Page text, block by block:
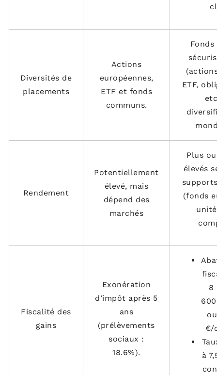
Diversités de
placements
Actions
européennes,
ETF et fonds
communs.
ETF,
Rendement
Potentiellement
élevé, mais
dépend des
marchés
Plus
élevés
(fonds
Fiscalité des
gains
Exonération
d’impôt après 5
ans
(prélèvements
sociaux :
18.6%).
8
€/
à